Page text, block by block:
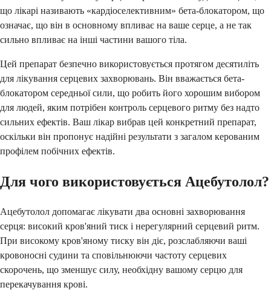
що лікарі називають «кардіоселективним» бета-блокатором, що
означає, що він в основному впливає на ваше серце, а не так
сильно впливає на інші частини вашого тіла.
Цей препарат безпечно використовується протягом десятиліть
для лікування серцевих захворювань. Він вважається бета-
блокатором середньої сили, що робить його хорошим вибором
для людей, яким потрібен контроль серцевого ритму без надто
сильних ефектів. Ваш лікар вибрав цей конкретний препарат,
оскільки він пропонує надійні результати з загалом керованим
профілем побічних ефектів.
Для чого використовується Ацебутолол?
Ацебутолол допомагає лікувати два основні захворювання
серця: високий кров'яний тиск і нерегулярний серцевий ритм.
При високому кров'яному тиску він діє, розслабляючи ваші
кровоносні судини та сповільнюючи частоту серцевих
скорочень, що зменшує силу, необхідну вашому серцю для
перекачування крові.